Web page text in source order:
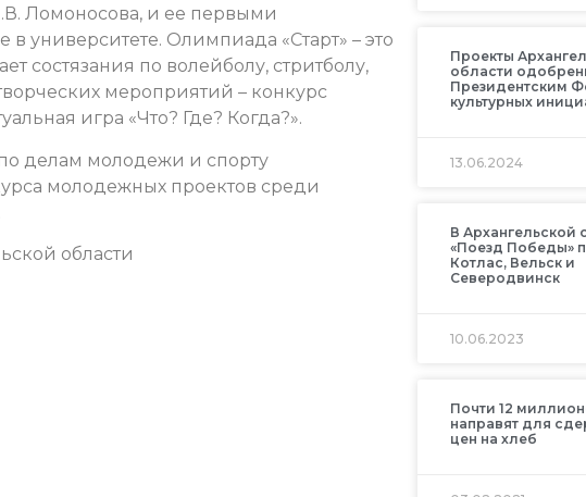
Ломоносова, и ее первыми
университете. Олимпиада «Старт» – это
состязания по волейболу, стритболу,
мероприятий – конкурс
игра «Что? Где? Когда?».
делам молодежи и спорту
молодежных проектов среди
области
Проекты
области
Президентским
культурных
13.06.2024
В Архангельской
«Поезд Победы»
Котлас, Вельск и
Северодвинск
10.06.2023
Почти 12
направят для
цен на хлеб